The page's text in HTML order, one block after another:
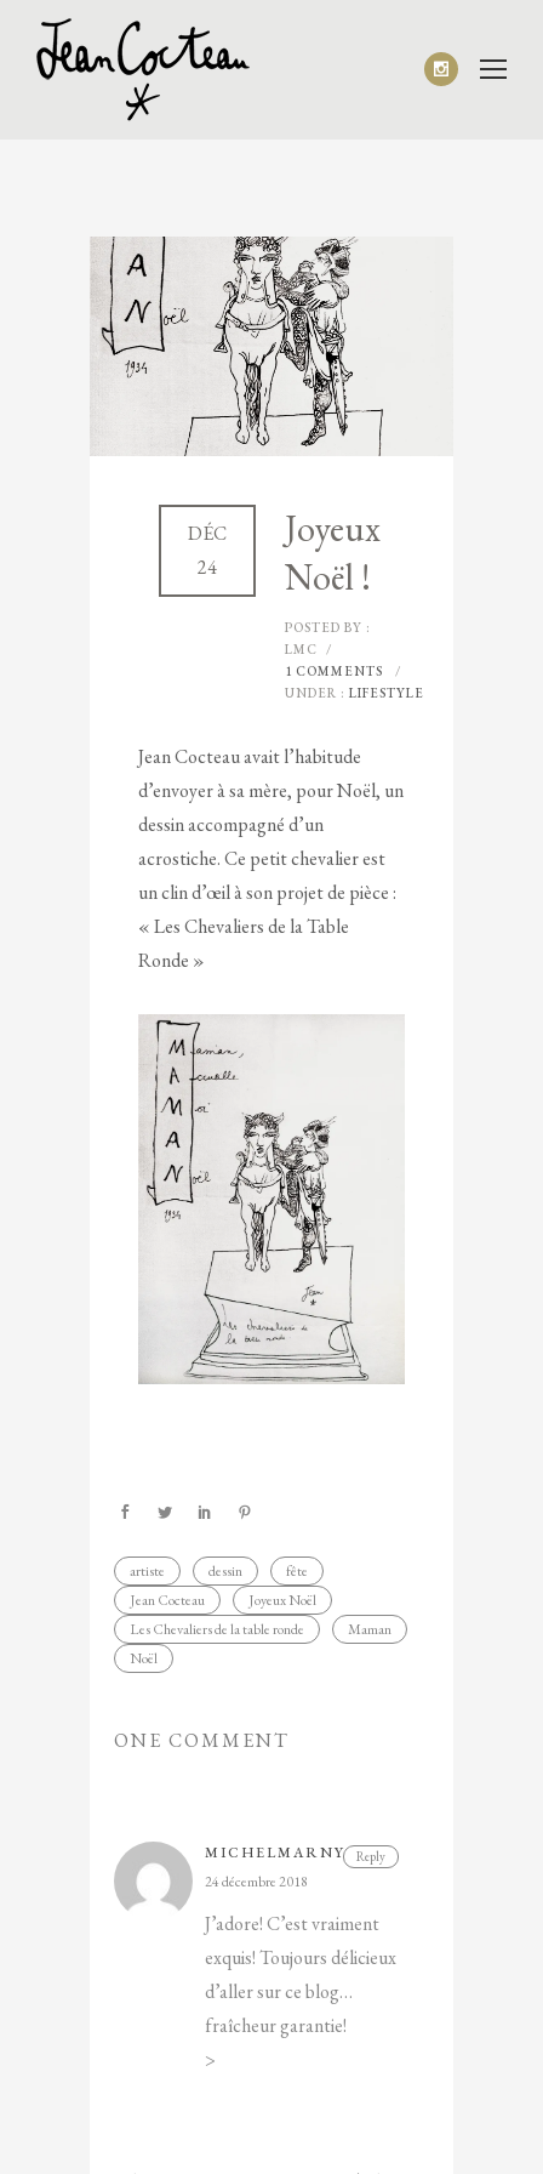
DÉC
24
Joyeux
Noël !
POSTED BY :
LMC /
1 COMMENTS
/
UNDER : LIFESTYLE
Jean Cocteau avait l’habitude
d’envoyer à sa mère, pour Noël, un
dessin accompagné d’un
acrostiche. Ce petit chevalier est
un clin d’œil à son projet de pièce :
« Les Chevaliers de la Table
Ronde »
artiste dessin
fête
Jean Cocteau
Joyeux Noël
Les Chevaliers de la table ronde
Maman
Noël
ONE COMMENT
Reply
MICHELMARNY
24 décembre 2018
J’adore! C’est vraiment
exquis! Toujours délicieux
d’aller sur ce blog…
fraîcheur garantie!
>